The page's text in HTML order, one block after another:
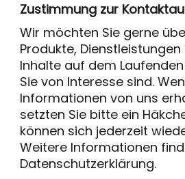
Zustimmung zur
Wir möchten Sie gerne
Produkte,
Inhalte auf dem
Sie von Interesse sind.
Informationen von uns
setzten Sie bitte ein
können sich jederzeit
Weitere Informationen
Datenschutzerklärung.